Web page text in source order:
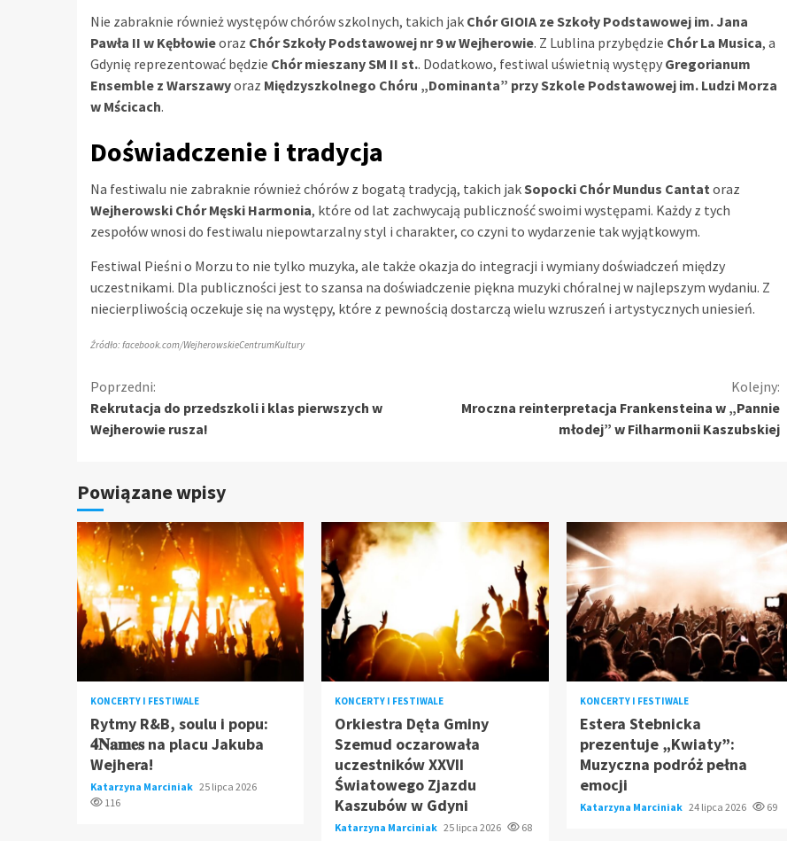
Nie zabraknie również występów chórów szkolnych, takich jak Chór GIOIA ze Szkoły Podstawowej im. Jana
Pawła II w Kębłowieoraz Chór Szkoły Podstawowej nr 9 w Wejherowie. Z Lublina przybędzie Chór La Musica, a
Gdynię reprezentować będzie Chór mieszany SM II st.. Dodatkowo, festiwal uświetnią występy Gregorianum
Ensemble z Warszawyoraz Międzyszkolnego Chóru „Dominanta” przy Szkole Podstawowej im. Ludzi Morza
w Mścicach.
Doświadczenie i tradycja
Na festiwalu nie zabraknie również chórów z bogatą tradycją, takich jakSopocki Chór Mundus Cantat oraz
Wejherowski Chór Męski Harmonia, które od lat zachwycają publiczność swoimi występami. Każdy z tych
zespołów wnosi do festiwalu niepowtarzalny styl i charakter, co czyni to wydarzenie tak wyjątkowym.
Festiwal Pieśni o Morzu to nie tylko muzyka, ale także okazja do integracji i wymiany doświadczeń między
uczestnikami. Dla publiczności jest to szansa na doświadczenie piękna muzyki chóralnej w najlepszym wydaniu. Z
niecierpliwością oczekuje się na występy, które z pewnością dostarczą wielu wzruszeń i artystycznych uniesień.
Źródło: facebook.com/WejherowskieCentrumKultury
Kontynuuj
czytanie
Poprzedni:
Rekrutacja do przedszkoli i klas pierwszych w
Wejherowie rusza!
Kolejny:
Mroczna reinterpretacja Frankensteina w „Pannie
młodej” w Filharmonii Kaszubskiej
Powiązane wpisy
KONCERTY I FESTIWALE
Rytmy R&B, soulu i popu:
𝟒𝐍𝐚𝐦𝐞𝐬 na placu Jakuba
Wejhera!
Katarzyna Marciniak 25 lipca 2026
116
KONCERTY I FESTIWALE
Orkiestra Dęta Gminy
Szemud oczarowała
uczestników XXVII
Światowego Zjazdu
Kaszubów w Gdyni
Katarzyna Marciniak 25 lipca 2026 68
KONCERTY I FESTIWALE
Estera Stebnicka
prezentuje „Kwiaty”:
Muzyczna podróż pełna
emocji
Katarzyna Marciniak 24 lipca 2026 69